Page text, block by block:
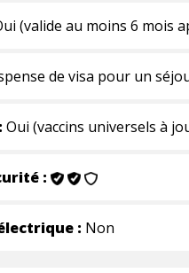
(valide au moins 6 mois
de visa pour un
Oui (vaccins universels à
:
: Non